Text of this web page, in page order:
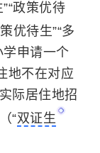
政策优待
优待生”“多
学申请一个
地不在对应
际居住地招
“双证生